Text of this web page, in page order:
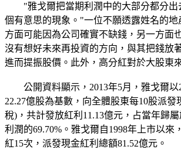
"雅戈爾把當期利潤中的大部分都分出
個有意思的現象。"一位不願透露姓名的
方面可能因為公司確實不缺錢，另一方面
沒有想好未來再投資的方向，與其把錢放
進而提振股價。此外，高分紅對於大股東
公開資料顯示，2013年5月，雅戈爾以
22.27億股為基數，向全體股東每10股派發
稅)，共計發放紅利11.13億元，占當年歸
利潤的69.70%。雅戈爾自1998年上市以來
紅15次，派發現金紅利總額81.52億元。